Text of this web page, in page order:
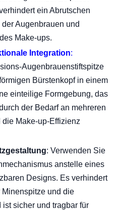
ein Abrutschen
Augenbrauen und
Make-ups.
Integration:
Augenbrauenstiftspitze
Bürstenkopf in einem
einteilige Formgebung, das
der Bedarf an mehreren
Make-up-Effizienz
: Verwenden Sie
anstelle eines
Designs. Es verhindert
und die
sicher und tragbar für